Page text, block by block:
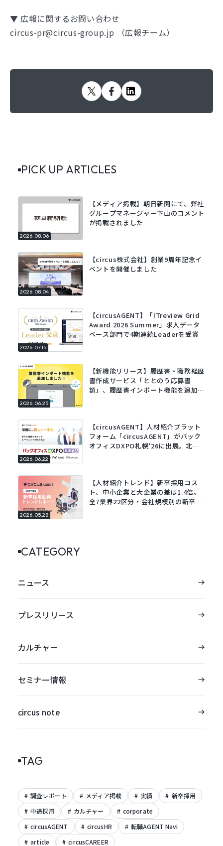
▼ 広報に関するお問い合わせ
circus-pr@circus-group.jp （広報チーム）
PICK UP ARTICLES
2026.08.06
【メディア掲載】朝日新聞にて、弊社
グループマネージャー下山のコメント
が掲載されました
2026.08.04
【circus株式会社】創業9周年記念イ
ベントを開催しました
2026.07.15
【circusAGENT】「ITreview Grid
Award 2026 Summer」求人データ
ベース部門で4期連続Leaderを受賞
2026.06.25
【新機能リリース】履歴書・職務経歴
書作成サービス「ととのう応募書
類」、履歴書インポート機能を追加。
2026.06.22
【circusAGENT】人材紹介プラット
フォーム「circusAGENT」がバック
オフィスDXPO札幌’26に出展。北海
2026.05.28
【人材紹介トレンド】新卒採用コス
ト、中小企業と大企業の差は1.4倍。
全7業界22区分・会社規模別の新卒採
CATEGORY
ニュース
プレスリリース
カルチャー
セミナー情報
circus note
TAG
調査レポート メディア掲載 実績
新卒採用
中途採用
カルチャー
corporate
circusAGENT
circusHR
転職AGENT Navi
article
circusCAREER